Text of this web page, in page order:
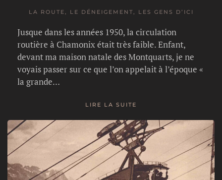
LA ROUTE, LE DÉNEIGEMENT, LES GENS D’ICI
Jusque dans les années 1950, la circulation
routière à Chamonix était très faible. Enfant,
devant ma maison natale des Montquarts, je ne
voyais passer sur ce que l’on appelait à l’époque «
la grande…
LIRE LA SUITE